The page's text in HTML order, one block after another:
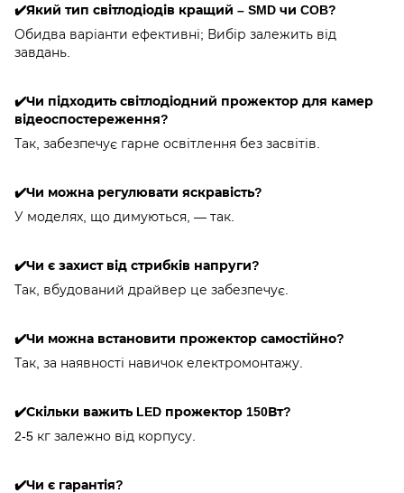
✔️Який тип світлодіодів кращий – SMD чи COB?
Обидва варіанти ефективні; Вибір залежить від
завдань.
✔️Чи підходить світлодіодний прожектор для камер
відеоспостереження?
Так, забезпечує гарне освітлення без засвітів.
✔️Чи можна регулювати яскравість?
У моделях, що димуються, — так.
✔️Чи є захист від стрибків напруги?
Так, вбудований драйвер це забезпечує.
✔️Чи можна встановити прожектор самостійно?
Так, за наявності навичок електромонтажу.
✔️Скільки важить LED прожектор 150Вт?
2-5 кг залежно від корпусу.
✔️Чи є гарантія?